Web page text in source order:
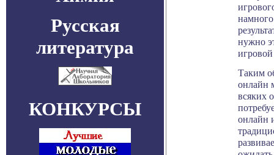
Русская
литература
КОНКУРСЫ
нужно
Таким
онлайн
всяких
онлайн